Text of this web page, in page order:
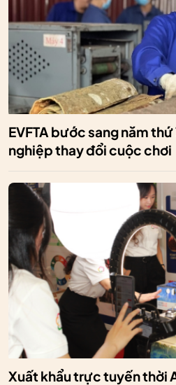
EVFTA bước sang năm
nghiệp thay đổi cuộc chơi
Xuất khẩu trực tuyến thời